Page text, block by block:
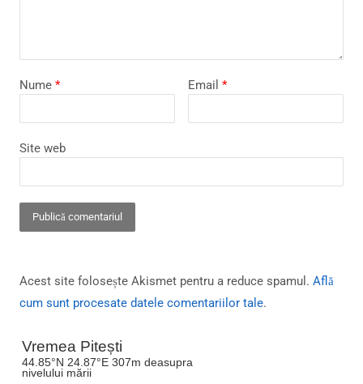
Nume * Email *
Site web
Acest site folosește Akismet pentru a reduce spamul. Află
cum sunt procesate datele comentariilor tale.